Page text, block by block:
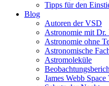
Tipps für den
Blog
Autoren der VSD
Astronomie mit Dr.
Astronomie ohne
Astronomische
Astromoleküle
James Webb Space